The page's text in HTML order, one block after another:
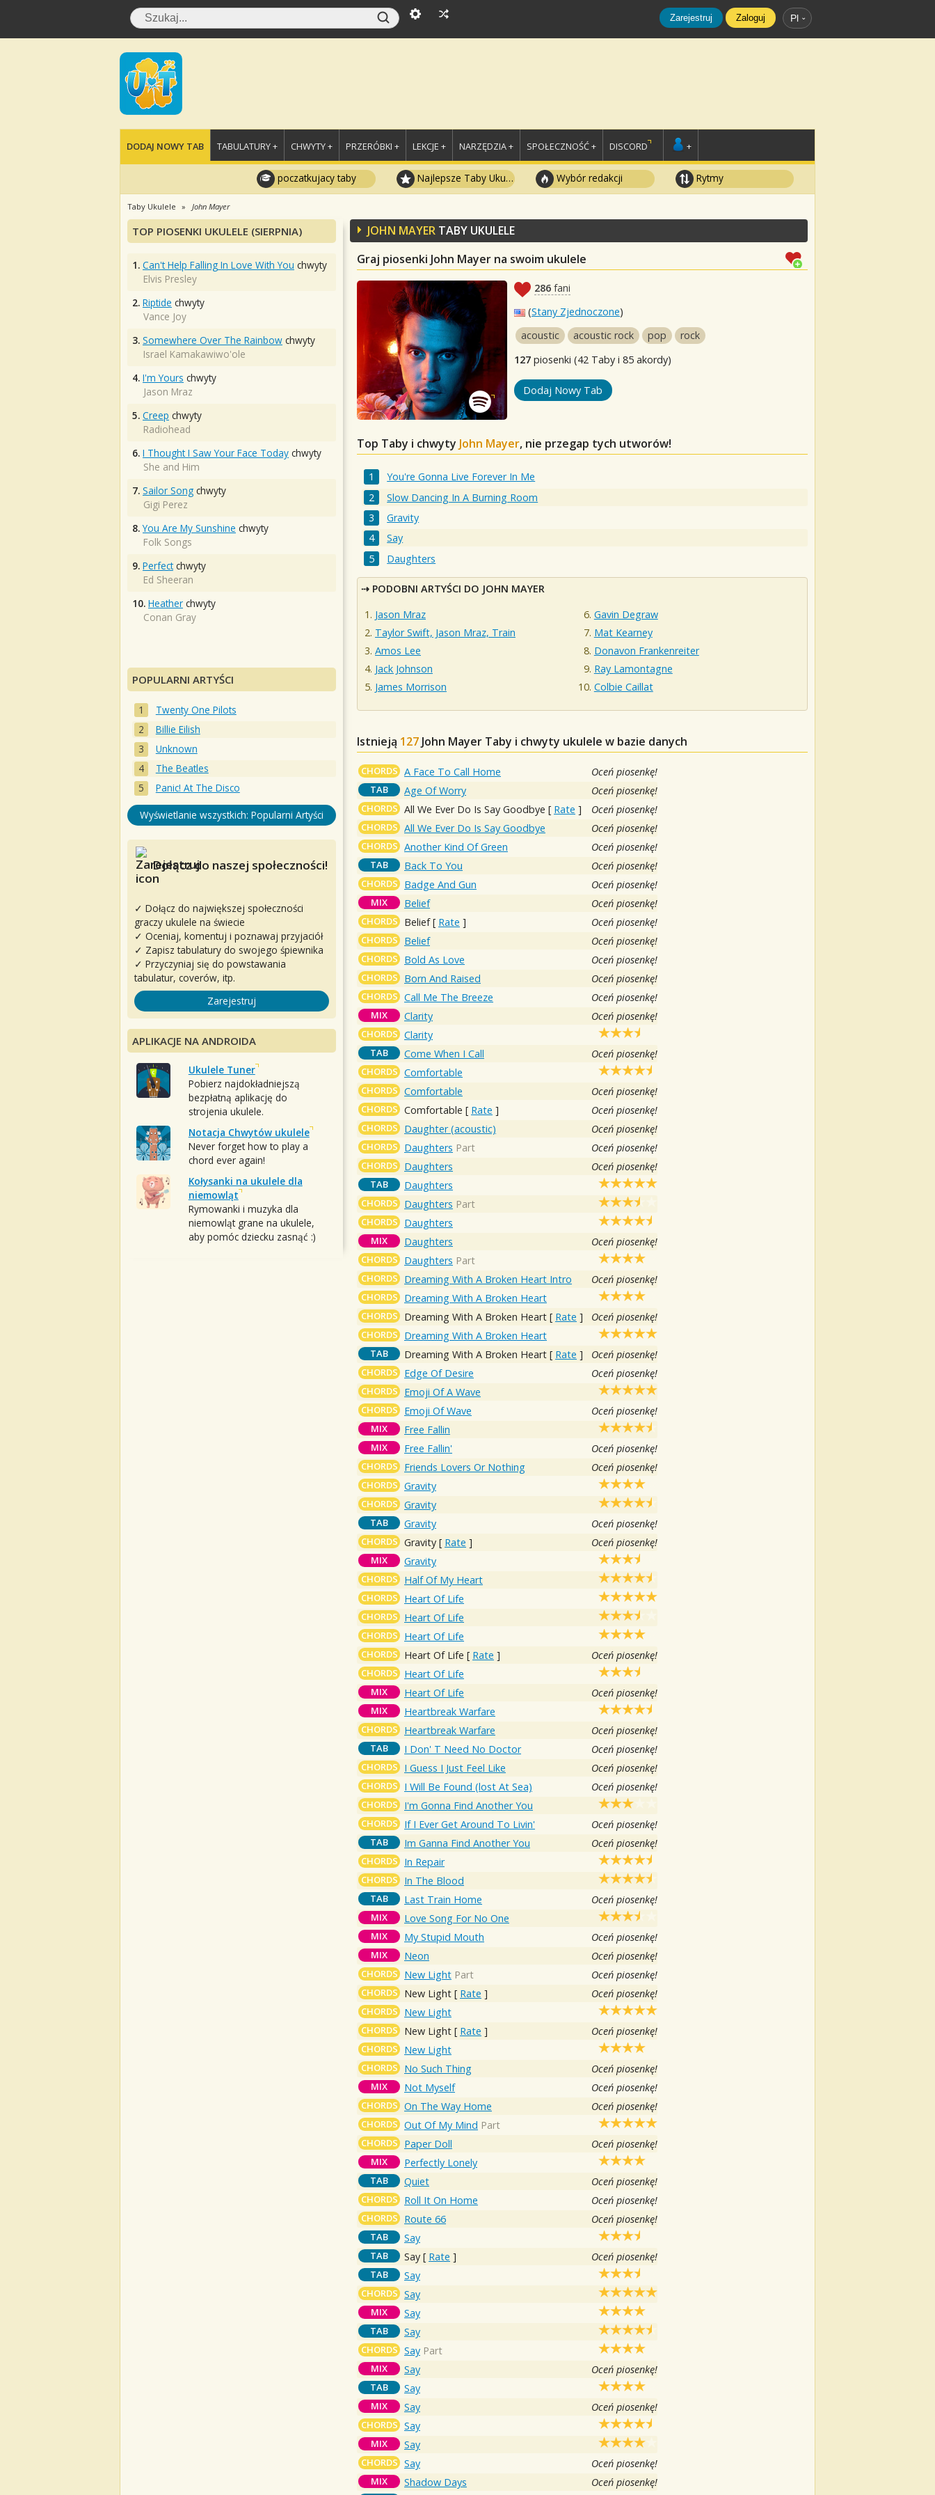
Zarejestruj Zaloguj Pl
DODAJ NOWY TAB TABULATURY + CHWYTY + PRZERÓBKI + LEKCJE + NARZĘDZIA + SPOŁECZNOŚĆ + DISCORD +
poczatkujacy taby Najlepsze Taby Ukulele Wybór redakcji Rytmy
Taby Ukulele John Mayer
JOHN MAYER TABY UKULELE
Graj piosenki John Mayer na swoim ukulele
286 fani
(Stany Zjednoczone)
acoustic
acoustic rock pop
rock
127 piosenki (42 Taby i 85 akordy)
Dodaj Nowy Tab
Top Taby i chwyty John Mayer, nie przegap tych utworów!
You're Gonna Live Forever In Me
Slow Dancing In A Burning Room
Gravity
Say
Daughters
PODOBNI ARTYŚCI DO JOHN MAYER
Jason Mraz
Taylor Swift, Jason Mraz, Train
Amos Lee
Jack Johnson
James Morrison
Gavin Degraw
Mat Kearney
Donavon Frankenreiter
Ray Lamontagne
Colbie Caillat
Istnieją 127 John Mayer Taby i chwyty ukulele w bazie danych
CHORDS A Face To Call Home Oceń piosenkę!
TAB Age Of Worry Oceń piosenkę!
CHORDS All We Ever Do Is Say Goodbye [ Rate ] Oceń piosenkę!
CHORDS All We Ever Do Is Say Goodbye Oceń piosenkę!
CHORDS Another Kind Of Green Oceń piosenkę!
TAB Back To You Oceń piosenkę!
CHORDS Badge And Gun Oceń piosenkę!
MIX Belief Oceń piosenkę!
CHORDS Belief[ Rate ] Oceń piosenkę!
CHORDS Belief Oceń piosenkę!
CHORDS Bold As Love Oceń piosenkę!
CHORDS Born And Raised Oceń piosenkę!
CHORDS Call Me The Breeze Oceń piosenkę!
MIX Clarity Oceń piosenkę!
CHORDS Clarity
TAB Come When I Call Oceń piosenkę!
CHORDS Comfortable
CHORDS Comfortable Oceń piosenkę!
CHORDS Comfortable [ Rate ] Oceń piosenkę!
CHORDS Daughter (acoustic) Oceń piosenkę!
CHORDS Daughters Part Oceń piosenkę!
CHORDS Daughters Oceń piosenkę!
TAB Daughters
CHORDS Daughters Part
CHORDS Daughters
MIX Daughters Oceń piosenkę!
CHORDS Daughters Part
CHORDS Dreaming With A Broken Heart Intro Oceń piosenkę!
CHORDS Dreaming With A Broken Heart
CHORDS Dreaming With A Broken Heart [ Rate ] Oceń piosenkę!
CHORDS Dreaming With A Broken Heart
TAB Dreaming With A Broken Heart [ Rate ] Oceń piosenkę!
CHORDS Edge Of Desire Oceń piosenkę!
CHORDS Emoji Of A Wave
CHORDS Emoji Of Wave Oceń piosenkę!
MIX Free Fallin
MIX Free Fallin' Oceń piosenkę!
CHORDS Friends Lovers Or Nothing Oceń piosenkę!
CHORDS Gravity
CHORDS Gravity
TAB Gravity Oceń piosenkę!
CHORDS Gravity [ Rate ] Oceń piosenkę!
MIX Gravity
CHORDS Half Of My Heart
CHORDS Heart Of Life
CHORDS Heart Of Life
CHORDS Heart Of Life
CHORDS Heart Of Life [ Rate ] Oceń piosenkę!
CHORDS Heart Of Life
MIX Heart Of Life Oceń piosenkę!
MIX Heartbreak Warfare
CHORDS Heartbreak Warfare Oceń piosenkę!
TAB I Don' T Need No Doctor Oceń piosenkę!
CHORDS I Guess I Just Feel Like Oceń piosenkę!
CHORDS I Will Be Found (lost At Sea) Oceń piosenkę!
CHORDS I'm Gonna Find Another You
CHORDS If I Ever Get Around To Livin' Oceń piosenkę!
TAB Im Ganna Find Another You Oceń piosenkę!
CHORDS In Repair
CHORDS In The Blood
TAB Last Train Home Oceń piosenkę!
MIX Love Song For No One
MIX My Stupid Mouth Oceń piosenkę!
MIX Neon Oceń piosenkę!
CHORDS New Light Part Oceń piosenkę!
CHORDS New Light [ Rate ] Oceń piosenkę!
CHORDS New Light
CHORDS New Light [ Rate ] Oceń piosenkę!
CHORDS New Light
CHORDS No Such Thing Oceń piosenkę!
MIX Not Myself Oceń piosenkę!
CHORDS On The Way Home Oceń piosenkę!
CHORDS Out Of My Mind Part
CHORDS Paper Doll Oceń piosenkę!
MIX Perfectly Lonely
TAB Quiet Oceń piosenkę!
CHORDS Roll It On Home Oceń piosenkę!
CHORDS Route 66 Oceń piosenkę!
TAB Say
TAB Say [ Rate ] Oceń piosenkę!
TAB Say
CHORDS Say
MIX Say
TAB Say
CHORDS Say Part
MIX Say Oceń piosenkę!
TAB Say
MIX Say Oceń piosenkę!
CHORDS Say
MIX Say
CHORDS Say Oceń piosenkę!
MIX Shadow Days Oceń piosenkę!
TOP PIOSENKI UKULELE (SIERPNIA)
1. Can't Help Falling In Love With You chwyty
Elvis Presley
2. Riptide chwyty
Vance Joy
3. Somewhere Over The Rainbow chwyty
Israel Kamakawiwo'ole
4. I'm Yours chwyty
Jason Mraz
5. Creep chwyty
Radiohead
6. I Thought I Saw Your Face Today chwyty
She and Him
7. Sailor Song chwyty
Gigi Perez
8. You Are My Sunshine chwyty
Folk Songs
9. Perfectchwyty
Ed Sheeran
10. Heather chwyty
Conan Gray
POPULARNI ARTYŚCI
Twenty One Pilots
Billie Eilish
Unknown
The Beatles
Panic! At The Disco
Wyświetlanie wszystkich: Popularni Artyści
Dołącz do naszej społeczności!
✓ Dołącz do największej społeczności
graczy ukulele na świecie
✓ Oceniaj, komentuj i poznawaj przyjaciół
✓ Zapisz tabulatury do swojego śpiewnika
✓ Przyczyniaj się do powstawania
tabulatur, coverów, itp.
Zarejestruj
APLIKACJE NA ANDROIDA
Ukulele Tuner
Pobierz najdokładniejszą
bezpłatną aplikację do
strojenia ukulele.
Notacja Chwytów ukulele
Never forget how to play a
chord ever again!
Kołysanki na ukulele dla
niemowląt
Rymowanki i muzyka dla
niemowląt grane na ukulele,
aby pomóc dziecku zasnąć :)